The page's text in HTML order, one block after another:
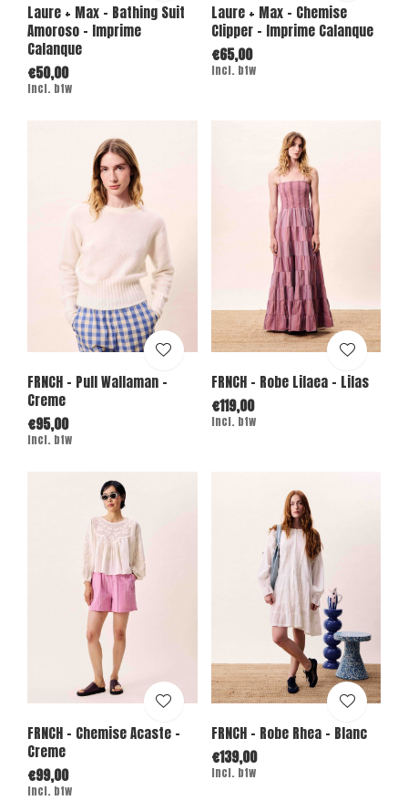
Laure + Max - Bathing Suit
Amoroso - Imprime
Calanque
€50,00
Incl. btw
Laure + Max - Chemise
Clipper - Imprime Calanque
€65,00
Incl. btw
FRNCH - Pull Wallaman -
Creme
€95,00
Incl. btw
FRNCH - Robe Lilaea - Lilas
€119,00
Incl. btw
FRNCH - Chemise Acaste -
Creme
€99,00
Incl. btw
FRNCH - Robe Rhea - Blanc
€139,00
Incl. btw